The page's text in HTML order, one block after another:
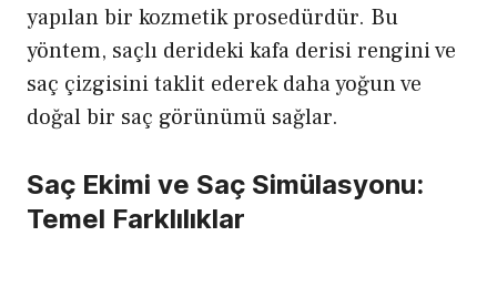
yapılan bir kozmetik prosedürdür. Bu
yöntem, saçlı derideki kafa derisi rengini ve
saç çizgisini taklit ederek daha yoğun ve
doğal bir saç görünümü sağlar.
Saç Ekimi ve Saç Simülasyonu:
Temel Farklılıklar